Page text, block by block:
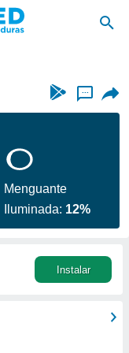
...
Menguante
Iluminada: 12%
Instalar